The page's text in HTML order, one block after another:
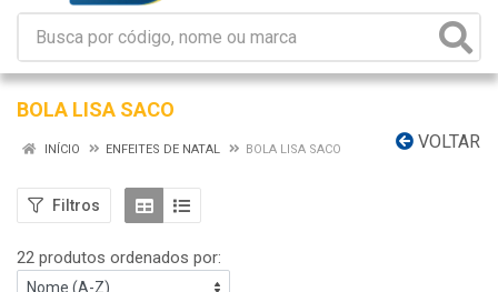
BOLA LISA SACO
VOLTAR
INÍCIO ENFEITES DE NATAL BOLA LISA SACO
Filtros
22 produtos ordenados por: